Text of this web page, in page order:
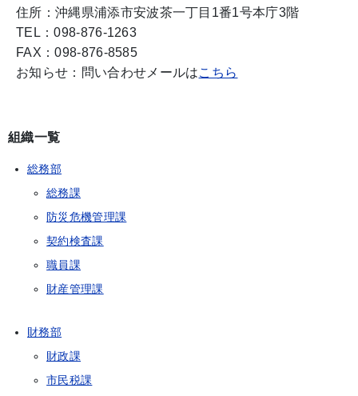
住所：沖縄県浦添市安波茶一丁目1番1号本庁3階
TEL：098-876-1263
FAX：098-876-8585
お知らせ：問い合わせメールはこちら
組織一覧
総務部
総務課
防災危機管理課
契約検査課
職員課
財産管理課
財務部
財政課
市民税課